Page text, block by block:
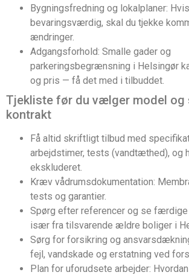
Bygningsfredning og lokalplaner:
bevaringsværdig, skal du tjekke
ændringer.
Adgangsforhold: Smalle gader og
parkeringsbegrænsning i Helsingør
og pris — få det med i tilbuddet.
Tjekliste før du vælger model og
kontrakt
Få altid skriftligt tilbud med
arbejdstimer, tests (vandtæthed), og
ekskluderet.
Kræv vådrumsdokumentation:
tests og garantier.
Spørg efter referencer og se
især fra tilsvarende ældre boliger i
Sørg for forsikring og
fejl, vandskade og erstatning ved
Plan for uforudsete arbejder: